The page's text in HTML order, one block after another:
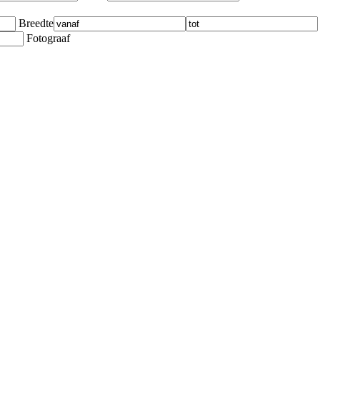
Breedte
Fotograaf